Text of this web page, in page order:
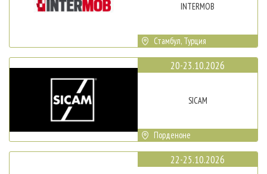
INTERMOB
Стамбул, Турция
20-23.10.2026
SICAM
Порденоне
22-25.10.2026